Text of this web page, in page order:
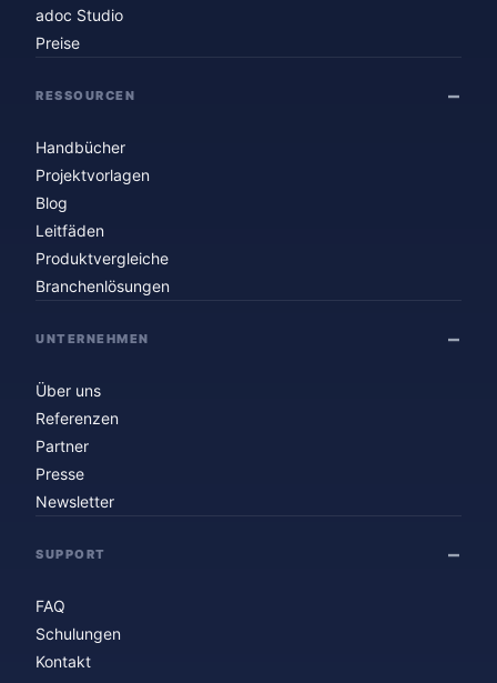
adoc Studio
Preise
RESSOURCEN
Handbücher
Projektvorlagen
Blog
Leitfäden
Produktvergleiche
Branchenlösungen
UNTERNEHMEN
Über uns
Referenzen
Partner
Presse
Newsletter
SUPPORT
FAQ
Schulungen
Kontakt